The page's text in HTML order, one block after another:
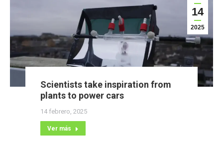
14
2025
Scientists take inspiration from
plants to power cars
14 febrero, 2025
Ver más